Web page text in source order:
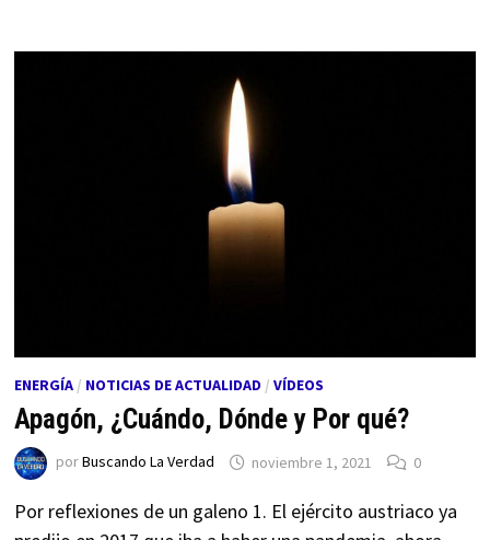
ENERGÍA/ NOTICIAS DE ACTUALIDAD / VÍDEOS
Apagón, ¿Cuándo, Dónde y Por qué?
porBuscando La Verdad noviembre 1, 2021 0
Por reflexiones de un galeno 1. El ejército austriaco ya